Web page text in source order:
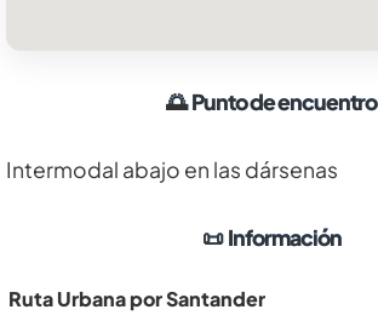
🌅Punto de encuentro
Intermodal abajo en las dársenas
📜Información
Ruta Urbana por Santander